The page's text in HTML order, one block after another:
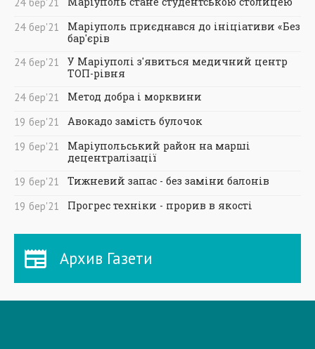
24 бер'21
24 бер'21
Маріуполь приєднався до ініціативи «Без
бар'єрів
24 бер'21
У Маріуполі з'явиться медичний центр
ТОП-рівня
24 бер'21
Метод добра і морквини
19 бер'21
Авокадо замість булочок
19 бер'21
Маріупольський район на марші
децентралізації
19 бер'21
Тижневий запас - без заміни балонів
19 бер'21 Прогрес техніки - прорив в якості
Архив Газети